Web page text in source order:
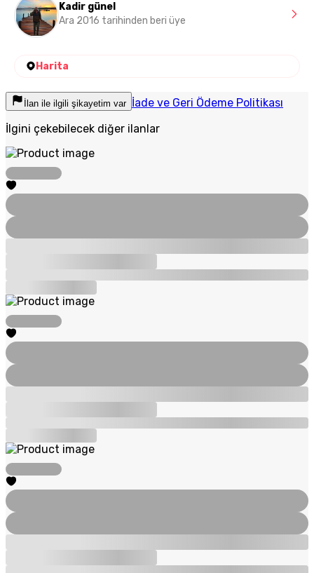
Kadir günel
Ara 2016 tarihinden beri üye
Harita
İlan ile ilgili şikayetim var İade ve Geri Ödeme Politikası
İlgini çekebilecek diğer ilanlar